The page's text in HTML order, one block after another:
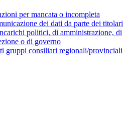
per mancata o incompleta
dei dati da parte dei titolari
politici, di amministrazione, di
o di governo
gruppi consiliari regionali/provinciali